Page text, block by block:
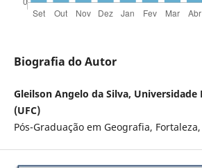
Biografia do Autor
Gleilson Angelo da Silva, Universidade
(UFC)
Pós-Graduação em Geografia,